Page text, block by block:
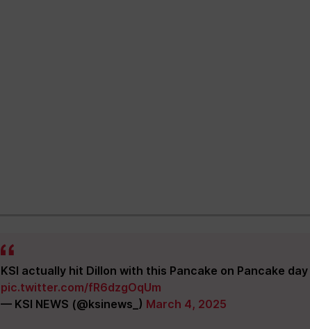
KSI actually hit Dillon with this Pancake on Pancake
pic.twitter.com/fR6dzgOqUm
— KSI NEWS (@ksinews_) March 4, 2025